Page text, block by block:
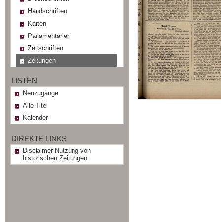
Handschriften
Karten
Parlamentarier
Zeitschriften
Zeitungen
LISTEN
Neuzugänge
Alle Titel
Kalender
DIREKTE LINKS
Disclaimer Nutzung von
historischen Zeitungen